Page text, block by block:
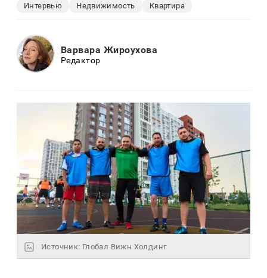
Интервью Недвижимость Квартира
Варвара Жироухова
Редактор
Источник: Глобал Вижн Холдинг